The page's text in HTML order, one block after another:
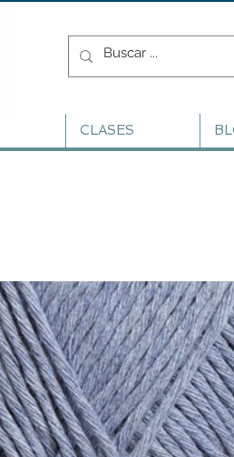
CLASES